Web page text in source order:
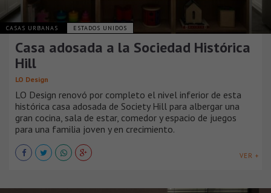
CASAS URBANAS ESTADOS UNIDOS
Casa adosada a la Sociedad Histórica
Hill
LO Design
LO Design renovó por completo el nivel inferior de esta
histórica casa adosada de Society Hill para albergar una
gran cocina, sala de estar, comedor y espacio de juegos
para una familia joven y en crecimiento.
VER +